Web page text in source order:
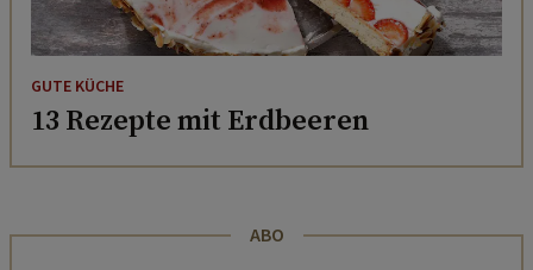
GUTE KÜCHE
13 Rezepte mit Erdbeeren
ABO